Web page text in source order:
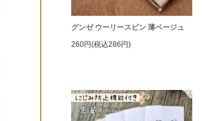
グンゼ ウーリースピン 薄ベージュ
260円(税込286円)